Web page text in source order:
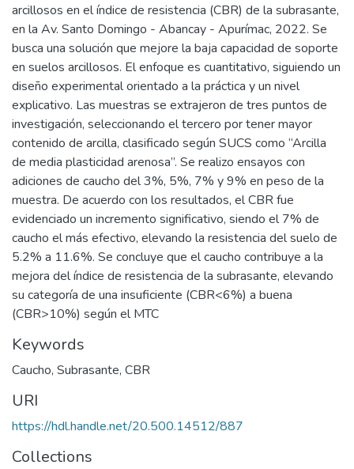
arcillosos en el índice de resistencia (CBR) de la subrasante,
en la Av. Santo Domingo - Abancay - Apurímac, 2022. Se
busca una solución que mejore la baja capacidad de soporte
en suelos arcillosos. El enfoque es cuantitativo, siguiendo un
diseño experimental orientado a la práctica y un nivel
explicativo. Las muestras se extrajeron de tres puntos de
investigación, seleccionando el tercero por tener mayor
contenido de arcilla, clasificado según SUCS como “Arcilla
de media plasticidad arenosa”. Se realizo ensayos con
adiciones de caucho del 3%, 5%, 7% y 9% en peso de la
muestra. De acuerdo con los resultados, el CBR fue
evidenciado un incremento significativo, siendo el 7% de
caucho el más efectivo, elevando la resistencia del suelo de
5.2% a 11.6%. Se concluye que el caucho contribuye a la
mejora del índice de resistencia de la subrasante, elevando
su categoría de una insuficiente (CBR<6%) a buena
(CBR>10%) según el MTC
Keywords
Caucho, Subrasante, CBR
URI
https://hdl.handle.net/20.500.14512/887
Collections